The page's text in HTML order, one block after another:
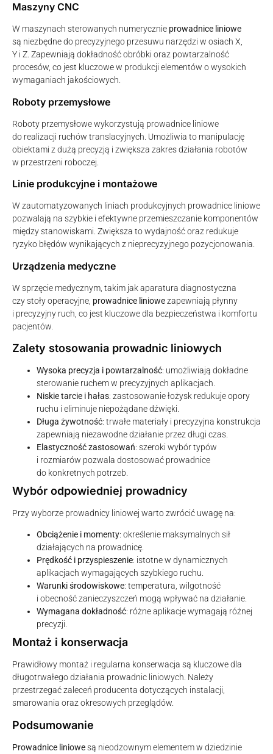
Maszyny CNC
W maszynach sterowanych numerycznie prowadnice liniowe
są niezbędne do precyzyjnego przesuwu narzędzi w osiach X,
Y i Z. Zapewniają dokładność obróbki oraz powtarzalność
procesów, co jest kluczowe w produkcji elementów o wysokich
wymaganiach jakościowych.
Roboty przemysłowe
Roboty przemysłowe wykorzystują prowadnice liniowe
do realizacji ruchów translacyjnych. Umożliwia to manipulację
obiektami z dużą precyzją i zwiększa zakres działania robotów
w przestrzeni roboczej.
Linie produkcyjne i montażowe
W zautomatyzowanych liniach produkcyjnych prowadnice liniowe
pozwalają na szybkie i efektywne przemieszczanie komponentów
między stanowiskami. Zwiększa to wydajność oraz redukuje
ryzyko błędów wynikających z nieprecyzyjnego pozycjonowania.
Urządzenia medyczne
W sprzęcie medycznym, takim jak aparatura diagnostyczna
czy stoły operacyjne, prowadnice liniowezapewniają płynny
i precyzyjny ruch, co jest kluczowe dla bezpieczeństwa i komfortu
pacjentów.
Zalety stosowania prowadnic liniowych
Wysoka precyzja i powtarzalność: umożliwiają dokładne
sterowanie ruchem w precyzyjnych aplikacjach.
Niskie tarcie i hałas: zastosowanie łożysk redukuje opory
ruchu i eliminuje niepożądane dźwięki.
Długa żywotność: trwałe materiały i precyzyjna konstrukcja
zapewniają niezawodne działanie przez długi czas.
Elastyczność zastosowań: szeroki wybór typów
i rozmiarów pozwala dostosować prowadnice
do konkretnych potrzeb.
Wybór odpowiedniej prowadnicy
Przy wyborze prowadnicy liniowej warto zwrócić uwagę na:
Obciążenie i momenty: określenie maksymalnych sił
działających na prowadnicę.
Prędkość i przyspieszenie: istotne w dynamicznych
aplikacjach wymagających szybkiego ruchu.
Warunki środowiskowe: temperatura, wilgotność
i obecność zanieczyszczeń mogą wpływać na działanie.
Wymagana dokładność: różne aplikacje wymagają różnej
precyzji.
Montaż i konserwacja
Prawidłowy montaż i regularna konserwacja są kluczowe dla
długotrwałego działania prowadnic liniowych. Należy
przestrzegać zaleceń producenta dotyczących instalacji,
smarowania oraz okresowych przeglądów.
Podsumowanie
Prowadnice liniowesą nieodzownym elementem w dziedzinie